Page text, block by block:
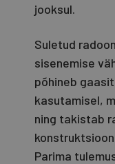
jooksul.
Suletud
sisenemise
põhineb
kasutamisel,
ning takistab
Parima